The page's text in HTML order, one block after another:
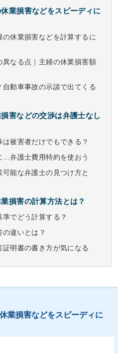
業損害などをスピーディに
休業損害などを計算するに
なる点｜主婦の休業損害額
動車事故の示談で出てくる
害などの交渉は弁護士なし
被害者だけでもできる？
…弁護士費用特約を使おう
能な弁護士の見つけ方と
損害の計算方法とは？
でどう計算する？
違いとは？
明書の書き方が気になる
業損害などをスピーディに